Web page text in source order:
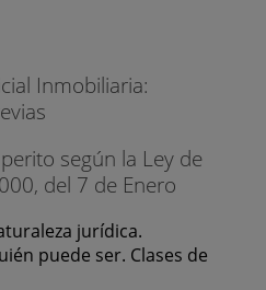
Inmobiliaria:
según la Ley de
del 7 de Enero
jurídica.
puede ser. Clases de